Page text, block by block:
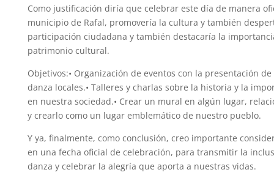
Como justificación diría que celebrar este día de manera
municipio de Rafal, promovería la cultura y también
participación ciudadana y también destacaría la
patrimonio cultural.
Objetivos:• Organización de eventos con la presentación
danza locales.• Talleres y charlas sobre la historia y la
en nuestra sociedad.• Crear un mural en algún lugar,
y crearlo como un lugar emblemático de nuestro pueblo.
Y ya, finalmente, como conclusión, creo importante
en una fecha oficial de celebración, para transmitir la
danza y celebrar la alegría que aporta a nuestras vidas.